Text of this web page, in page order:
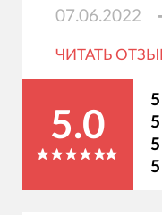
07.06.2022
ЧИТАТЬ
5.0
5
5
5
5